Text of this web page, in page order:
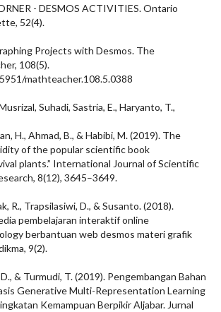
- DESMOS ACTIVITIES. Ontario
52(4).
Projects with Desmos. The
108(5).
mathteacher.108.5.0388
Suhadi, Sastria, E., Haryanto, T.,
H., Ahmad, B., & Habibi, M. (2019). The
of the popular scientific book
plants.” International Journal of Scientific
8(12), 3645–3649.
R., Trapsilasiwi, D., & Susanto. (2018).
pembelajaran interaktif online
berbantuan web desmos materi grafik
9(2).
& Turmudi, T. (2019). Pengembangan Bahan
Generative Multi-Representation Learning
Kemampuan Berpikir Aljabar. Jurnal